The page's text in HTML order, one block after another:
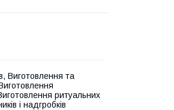
Виготовлення та
ритуальних
і надгробків